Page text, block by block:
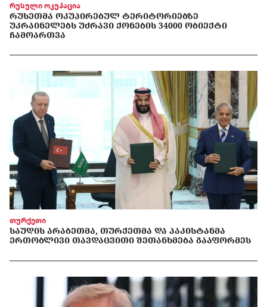
რუსული ოკუპაცია
ᲠᲣᲡᲔᲗᲛᲐ ᲝᲙᲣᲞᲘᲠᲔᲑᲣᲚ ᲢᲔᲠᲘᲢᲝᲠᲘᲔᲑᲖᲔ
ᲣᲙᲠᲐᲘᲜᲔᲚᲔᲑᲡ ᲣᲫᲠᲐᲕᲘ ᲥᲝᲜᲔᲑᲘᲡ 34000 ᲝᲑᲘᲔᲥᲢᲘ
ᲩᲐᲛᲝᲐᲠᲗᲕᲐ
თურქეთი
ᲡᲐᲣᲓᲘᲡ ᲐᲠᲐᲑᲔᲗᲛᲐ, ᲗᲣᲠᲥᲔᲗᲛᲐ ᲓᲐ ᲞᲐᲙᲘᲡᲢᲐᲜᲛᲐ
ᲔᲠᲗᲝᲑᲚᲘᲕᲘ ᲗᲐᲕᲓᲐᲪᲕᲘᲗᲘ ᲨᲔᲗᲐᲜᲮᲛᲔᲑᲐ ᲒᲐᲐᲤᲝᲠᲛᲔᲡ